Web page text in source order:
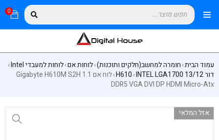
0
עמוד הבית›חומרה למחשב(חלקים ותוכנות)›לוחות אם›לוחות למעבדי Intel ›
דור 13/12 INTEL LGA1700 ›
H610
›
לוח אם Gigabyte H610M S2H 1.1
DDR5 VGA DVI DP HDMI Micro-Atx
אזל המלאי